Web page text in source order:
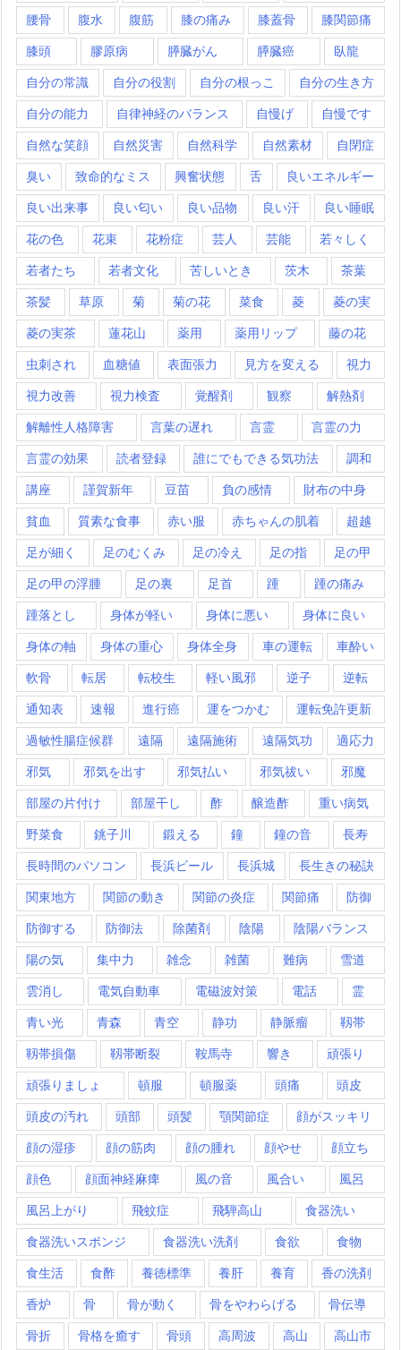
腰骨 腹水 腹筋 膝の痛み 膝蓋骨 膝関節痛
膝頭 膠原病 膵臓がん 膵臓癌 臥龍
自分の常識 自分の役割 自分の根っこ 自分の生き方
自分の能力 自律神経のバランス 自慢げ 自慢です
自然な笑顔 自然災害 自然科学 自然素材 自閉症
臭い 致命的なミス 興奮状態 舌 良いエネルギー
良い出来事 良い匂い 良い品物 良い汗 良い睡眠
花の色 花束 花粉症 芸人 芸能 若々しく
若者たち 若者文化 苦しいとき 茨木 茶葉
茶髪 草原 菊 菊の花 菜食 菱 菱の実
菱の実茶 蓮花山 薬用 薬用リップ 藤の花
虫刺され 血糖値 表面張力 見方を変える 視力
視力改善 視力検査 覚醒剤 観察 解熱剤
解離性人格障害 言葉の遅れ 言霊 言霊の力
言霊の効果 読者登録 誰にでもできる気功法 調和
講座 謹賀新年 豆苗 負の感情 財布の中身
貧血 質素な食事 赤い服 赤ちゃんの肌着 超越
足が細く 足のむくみ 足の冷え 足の指 足の甲
足の甲の浮腫 足の裏 足首 踵 踵の痛み
踵落とし 身体が軽い 身体に悪い 身体に良い
身体の軸 身体の重心 身体全身 車の運転 車酔い
軟骨 転居 転校生 軽い風邪 逆子 逆転
通知表 速報 進行癌 運をつかむ 運転免許更新
過敏性腸症候群 遠隔 遠隔施術 遠隔気功 適応力
邪気 邪気を出す 邪気払い 邪気祓い 邪魔
部屋の片付け 部屋干し 酢 醸造酢 重い病気
野菜食 銚子川 鍛える 鐘 鐘の音 長寿
長時間のパソコン 長浜ビール 長浜城 長生きの秘訣
関東地方 関節の動き 関節の炎症 関節痛 防御
防御する 防御法 除菌剤 陰陽 陰陽バランス
陽の気 集中力 雑念 雑菌 難病 雪道
雲消し 電気自動車 電磁波対策 電話 霊
青い光 青森 青空 静功 静脈瘤 靱帯
靱帯損傷 靱帯断裂 鞍馬寺 響き 頑張り
頑張りましょ 頓服 頓服薬 頭痛 頭皮
頭皮の汚れ 頭部 頭髪 顎関節症 顔がスッキリ
顔の湿疹 顔の筋肉 顔の腫れ 顔やせ 顔立ち
顔色 顔面神経麻痺 風の音 風合い 風呂
風呂上がり 飛蚊症 飛騨高山 食器洗い
食器洗いスポンジ 食器洗い洗剤 食欲 食物
食生活 食酢 養徳標準 養肝 養育 香の洗剤
香炉 骨 骨が動く 骨をやわらげる 骨伝導
骨折 骨格を癒す 骨頭 高周波 高山 高山市